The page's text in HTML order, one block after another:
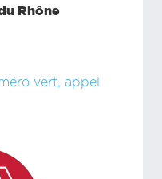
Rhône
vert, appel